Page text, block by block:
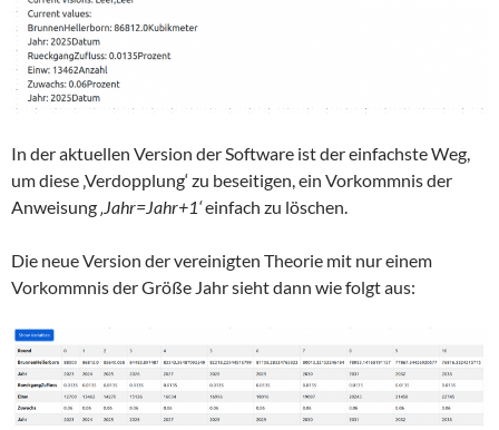
In der aktuellen Version der Software ist der einfachste Weg,
um diese ‚Verdopplung‘ zu beseitigen, ein Vorkommnis der
Anweisung ‚Jahr=Jahr+1‘einfach zu löschen.
Die neue Version der vereinigten Theorie mit nur einem
Vorkommnis der Größe Jahr sieht dann wie folgt aus: